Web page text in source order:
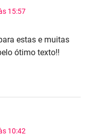
15:57
estas e muitas
ótimo texto!!
10:42